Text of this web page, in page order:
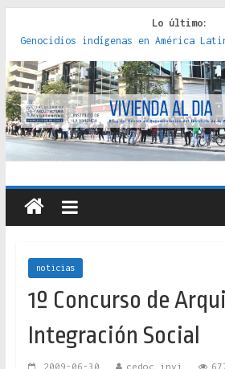
Lo último:
Genocidios indígenas en América
Estudios sobre la espacialización
políticas, prácticas y
Donde el pedernal choca con el
crítica de las fronteras
Criterios técnicos para una vivienda
Red de consultorios de la Caja del
Santiago : un patrimonio
noticias
1º Concurso de
Integración Social
2009-06-30 cedoc invi